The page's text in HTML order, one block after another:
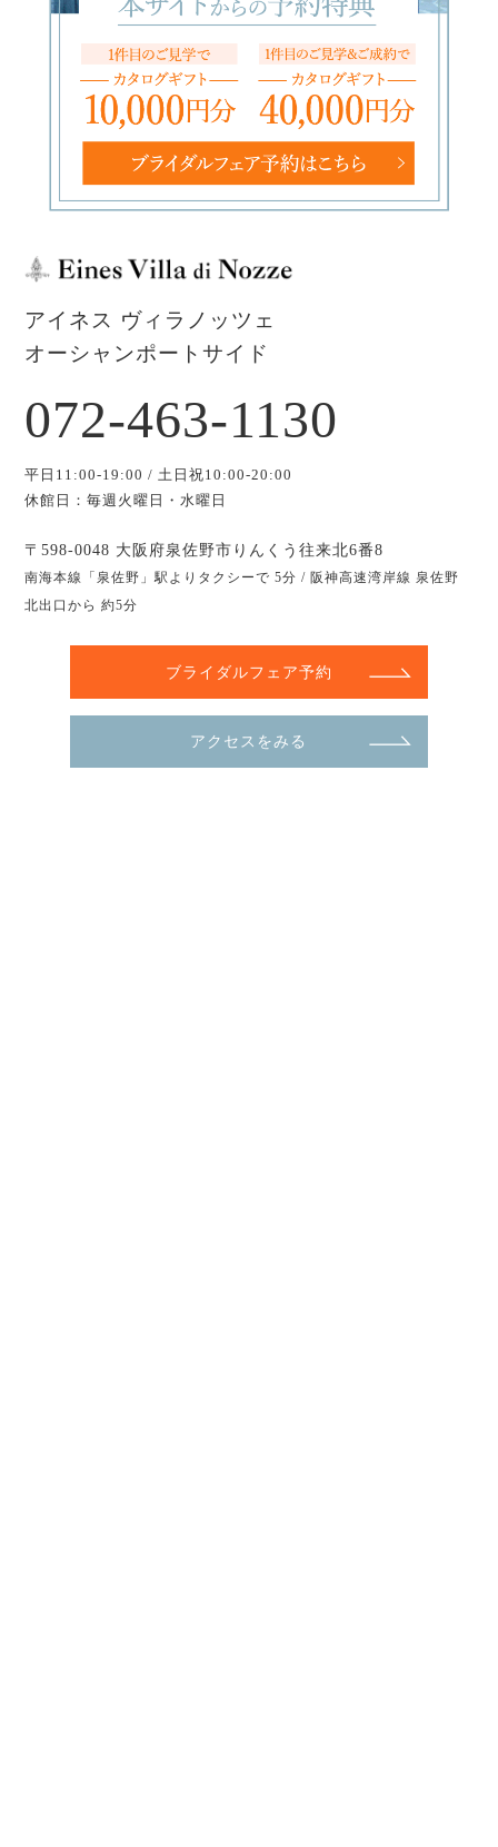
アイネス ヴィラノッツェ
オーシャンポートサイド
072-463-1130
平日11:00-19:00 / 土日祝10:00-20:00
休館日：毎週火曜日・水曜日
〒598-0048 大阪府泉佐野市りんくう往来北6番8
南海本線「泉佐野」駅よりタクシーで 5分 / 阪神高速湾岸線 泉佐野
北出口から 約5分
ブライダルフェア予約
アクセスをみる